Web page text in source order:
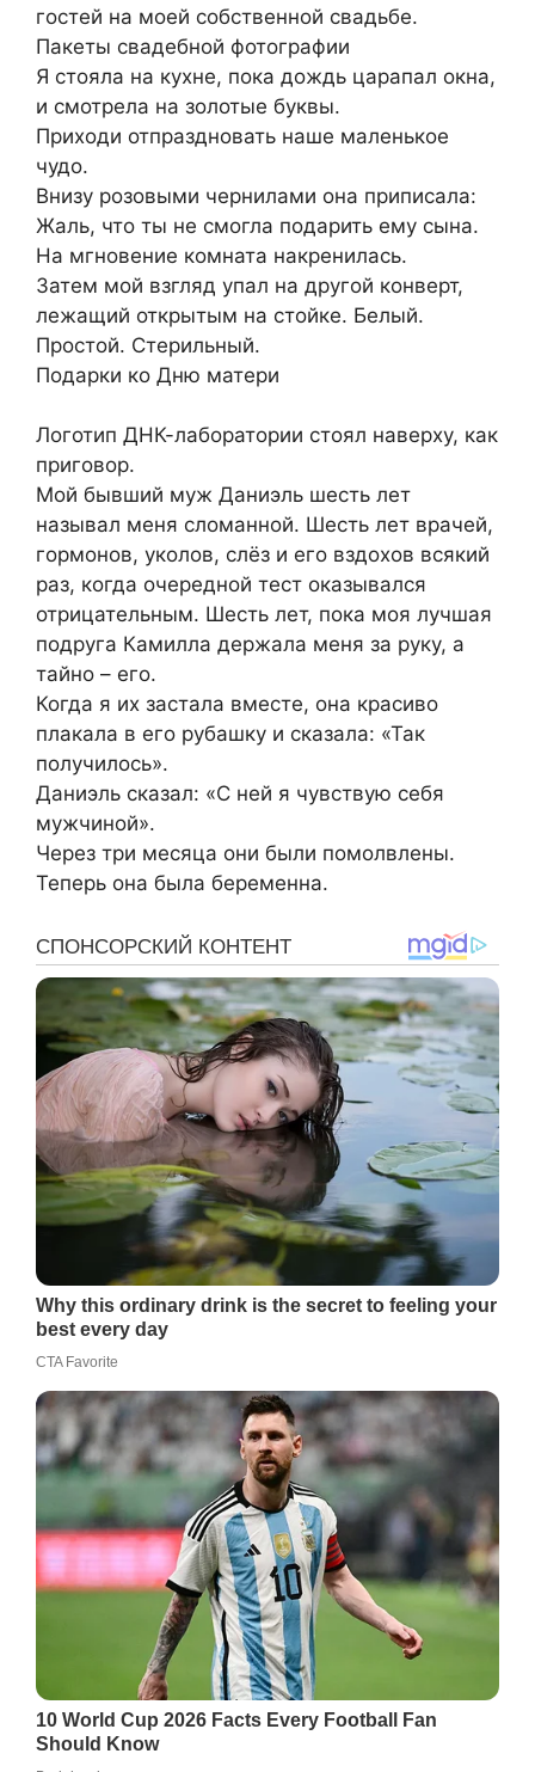
гостей на моей собственной свадьбе.
Пакеты свадебной фотографии
Я стояла на кухне, пока дождь царапал окна,
и смотрела на золотые буквы.
Приходи отпраздновать наше маленькое
чудо.
Внизу розовыми чернилами она приписала:
Жаль, что ты не смогла подарить ему сына.
На мгновение комната накренилась.
Затем мой взгляд упал на другой конверт,
лежащий открытым на стойке. Белый.
Простой. Стерильный.
Подарки ко Дню матери
Логотип ДНК-лаборатории стоял наверху, как
приговор.
Мой бывший муж Даниэль шесть лет
называл меня сломанной. Шесть лет врачей,
гормонов, уколов, слёз и его вздохов всякий
раз, когда очередной тест оказывался
отрицательным. Шесть лет, пока моя лучшая
подруга Камилла держала меня за руку, а
тайно – его.
Когда я их застала вместе, она красиво
плакала в его рубашку и сказала: «Так
получилось».
Даниэль сказал: «С ней я чувствую себя
мужчиной».
Через три месяца они были помолвлены.
Теперь она была беременна.